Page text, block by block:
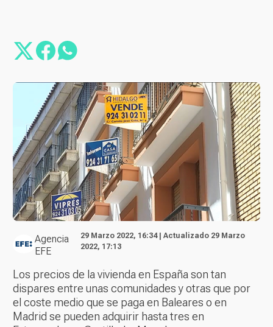
Agencia
EFE
29 Marzo 2022, 16:34 | Actualizado 29 Marzo
2022, 17:13
Los precios de la vivienda en España son tan
dispares entre unas comunidades y otras que por
el coste medio que se paga en Baleares o en
Madrid se pueden adquirir hasta tres en